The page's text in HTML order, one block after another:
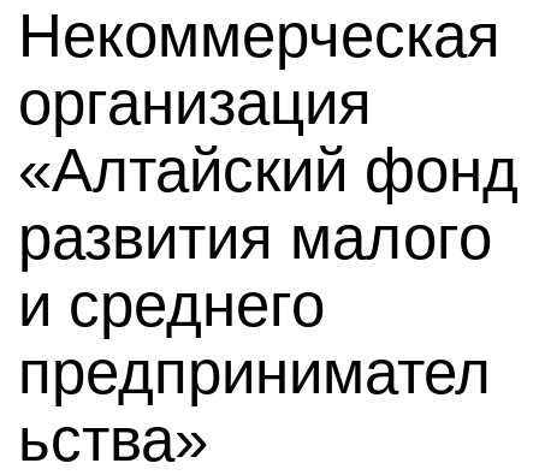
Некоммерческая
организация
«Алтайский фонд
развития малого
и среднего
предпринимател
ьства»